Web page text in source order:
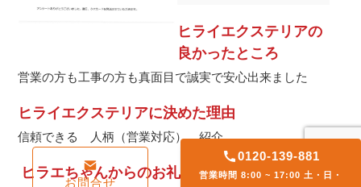
ヒライエクステリアの
良かったところ
営業の方も工事の方も真面目で誠実で安心出来ました
ヒライエクステリアに決めた理由
信頼できる 人柄（営業対応） 紹介
ヒラエちゃんからのお礼
お問合せ
0120-139-881
営業時間 8:00 ~ 17:00 土・日・